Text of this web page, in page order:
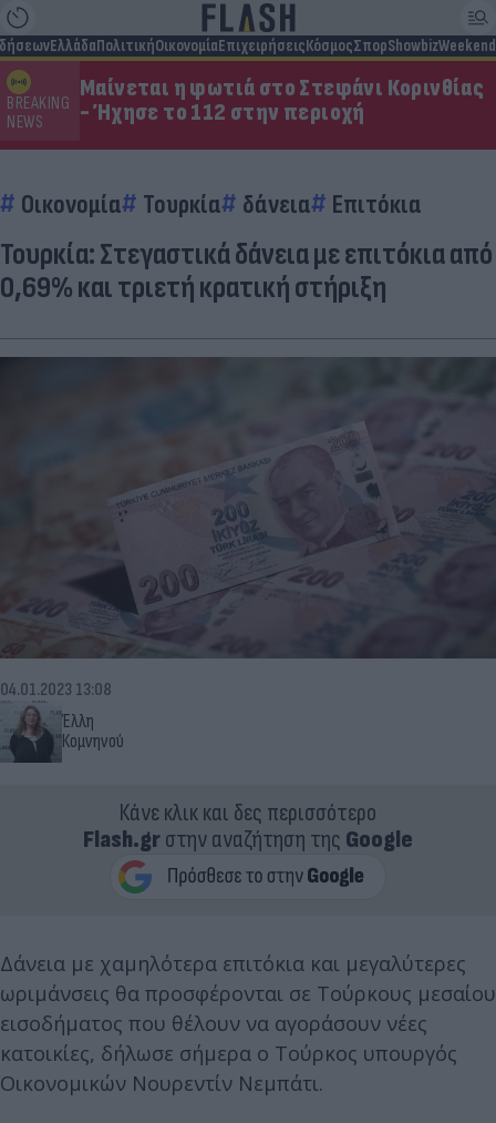
ΕλλάδαΠολιτικήΟικονομίαΕπιχειρήσειςΚόσμοςΣπορShowbizWeekend
BREAKING
NEWS
Μαίνεται η φωτιά στο Στεφάνι Κορινθίας
- Ήχησε το 112 στην περιοχή
Οικονομία Τουρκία δάνεια Επιτόκια
Τουρκία: Στεγαστικά δάνεια με επιτόκια από
0,69% και τριετή κρατική στήριξη
Έλλη
Κομνηνού
04.01.2023 13:08
Κάνε κλικ και δες περισσότερο
Flash.grστην αναζήτηση της Google
Δάνεια με χαμηλότερα επιτόκια και μεγαλύτερες
ωριμάνσεις θα προσφέρονται σε Τούρκους μεσαίου
εισοδήματος που θέλουν να αγοράσουν νέες
κατοικίες, δήλωσε σήμερα ο Τούρκος υπουργός
Οικονομικών Νουρεντίν Νεμπάτι.